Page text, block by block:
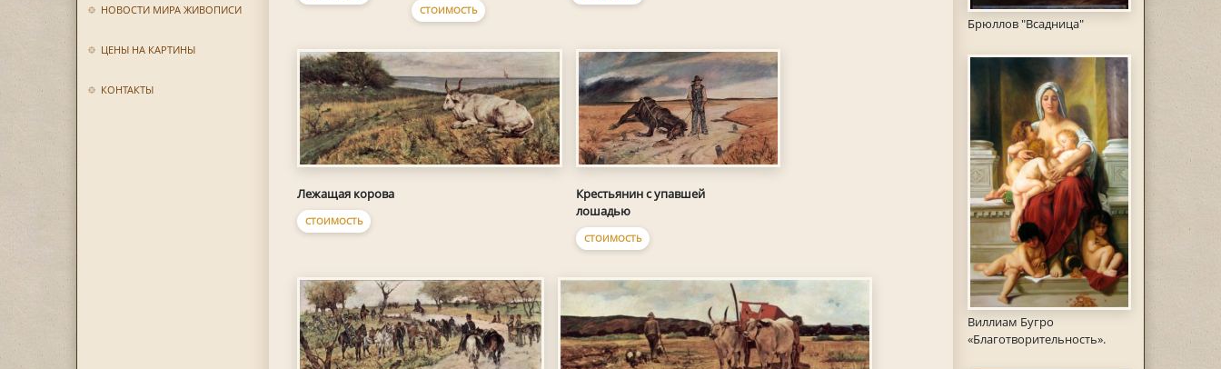
НОВОСТИ МИРА ЖИВОПИСИ
ЦЕНЫ НА КАРТИНЫ
КОНТАКТЫ
Брюллов "Всадница"
Виллиам Бугро
«Благотворительность».
СТОИМОСТЬ
Лежащая корова
СТОИМОСТЬ
Крестьянин с упавшей
лошадью
СТОИМОСТЬ